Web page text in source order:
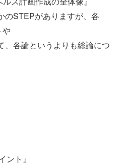
のSTEPがありますが、各
や
、各論というよりも総論につ
ント』